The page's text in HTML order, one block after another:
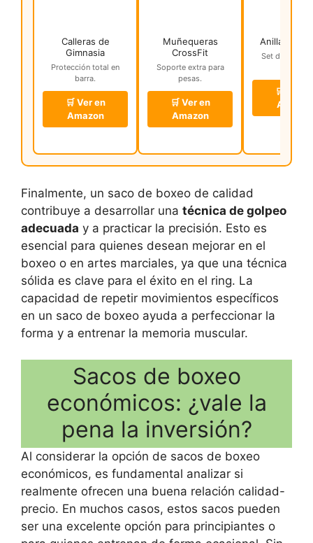
Calleras de
Gimnasia
Protección total en
barra.
🛒 Ver en
Amazon
Muñequeras
CrossFit
Soporte extra para
pesas.
🛒 Ver en
Amazon
Anillas
Set de
🛒 Ver
Amazon
Finalmente, un saco de boxeo de calidad
contribuye a desarrollar una técnica de golpeo
adecuada y a practicar la precisión. Esto es
esencial para quienes desean mejorar en el
boxeo o en artes marciales, ya que una técnica
sólida es clave para el éxito en el ring. La
capacidad de repetir movimientos específicos
en un saco de boxeo ayuda a perfeccionar la
forma y a entrenar la memoria muscular.
Sacos de boxeo
económicos: ¿vale la
pena la inversión?
Al considerar la opción de sacos de boxeo
económicos, es fundamental analizar si
realmente ofrecen una buena relación calidad-
precio. En muchos casos, estos sacos pueden
ser una excelente opción para principiantes o